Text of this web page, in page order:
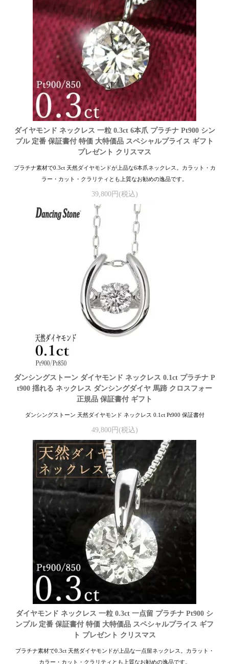
ダイヤモンド ネックレス 一粒 0.3ct 6本爪 プラチナ Pt900 シン
プル 定番 保証書付 特価 大特価品 スペシャルプライス ギフト
プレゼント クリスマス
プラチナ素材で0.3ct 天然ダイヤモンドが上品な6本爪ネックレス。カラット・カ
ラー・カット・クラリティとも上質なお勧めの逸品です。
39,800円(税込)
ダンシングストーン ダイヤモンド ネックレス 0.1ct プラチナ P
t900 揺れる ネックレス ダンシングダイヤ 馬蹄 クロスフォー
正規品 保証書付 ギフト
ダンシングストーン 天然ダイヤモンド ネックレス 0.1ct Pt900 保証書付
49,800円(税込)
ダイヤモンド ネックレス 一粒 0.3ct 一点留 プラチナ Pt900 シ
ンプル 定番 保証書付 特価 大特価品 スペシャルプライス ギフ
ト プレゼント クリスマス
プラチナ素材で0.3ct 天然ダイヤモンドが上品な一点留ネックレス。カラット・
カラー・カット・クラリティとも上質なお勧めの逸品です。